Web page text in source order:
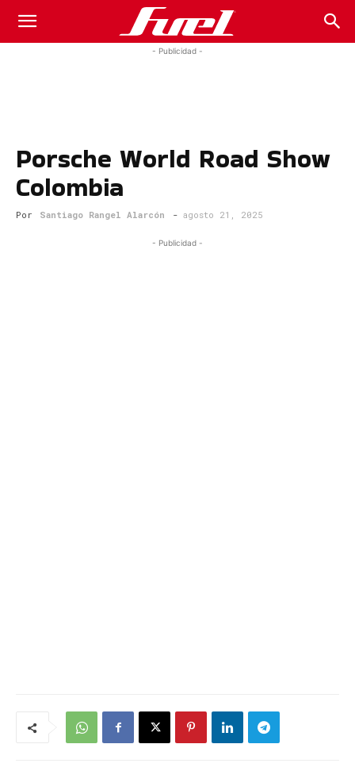
Fuel
Magazine
- Publicidad -
Porsche World Road Show
Colombia
Por Santiago Rangel Alarcón - agosto 21, 2025
- Publicidad -